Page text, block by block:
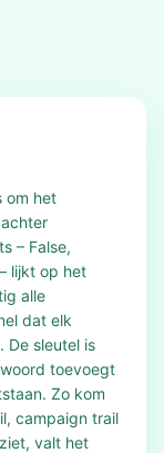
om het
– False,
lijkt op het
alle
dat elk
De sleutel is
toevoegt
Zo kom
campaign trail
valt het